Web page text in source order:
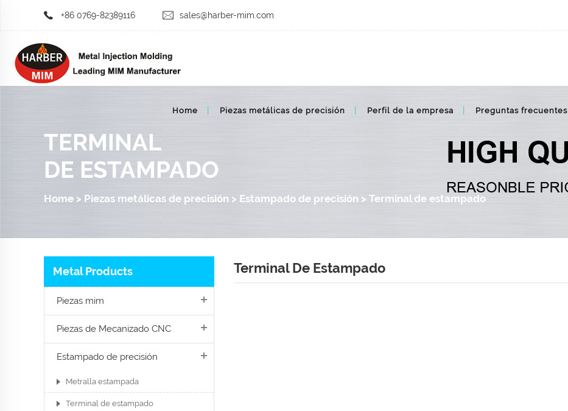
+86 0769-82389116 sales@harber-mim.com
Home Piezas metálicas de precisión Perfil de la empresa Preguntas frecuentes
TERMINAL
DE ESTAMPADO
Home > Piezas metálicas de precisión > Estampado de precisión > Terminal de estampado
Metal Products
Piezas mim
Piezas de Mecanizado CNC
Estampado de precisión
Metralla estampada
Terminal de estampado
Terminal De Estampado